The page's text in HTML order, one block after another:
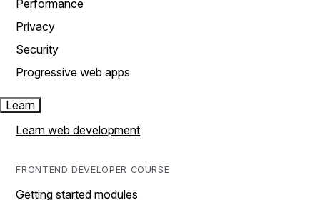
Performance
Privacy
Security
Progressive web apps
Learn
Learn web development
FRONTEND DEVELOPER COURSE
Getting started modules